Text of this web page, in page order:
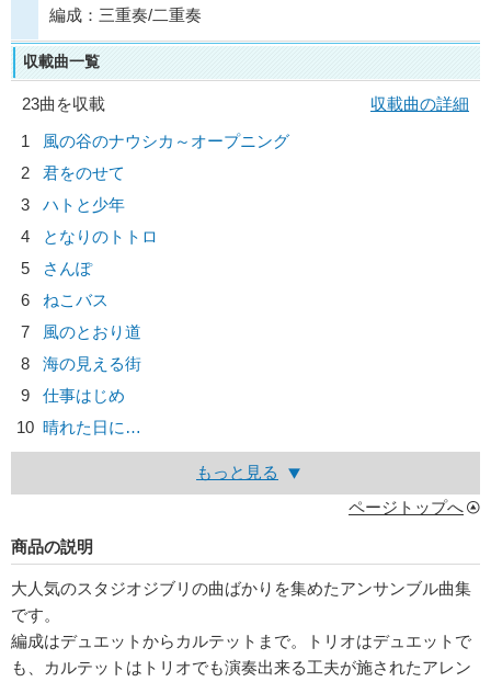
編成：三重奏/二重奏
収載曲一覧
23曲を収載
収載曲の詳細
1
風の谷のナウシカ～オープニング
2
君をのせて
3
ハトと少年
4
となりのトトロ
5
さんぽ
6
ねこバス
7
風のとおり道
8
海の見える街
9
仕事はじめ
10 晴れた日に…
もっと見る
ページトップへ
商品の説明
大人気のスタジオジブリの曲ばかりを集めたアンサンブル曲集
です。
編成はデュエットからカルテットまで。トリオはデュエットで
も、カルテットはトリオでも演奏出来る工夫が施されたアレン